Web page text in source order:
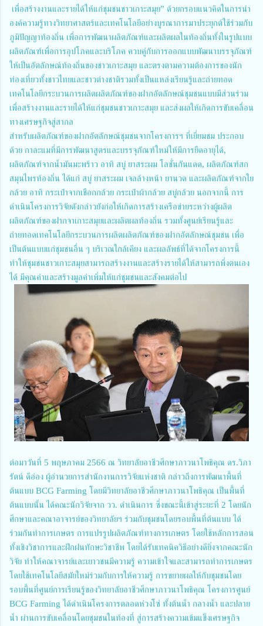
เพื่อสร้างงานและรายได้ให้แก่ชุมชนชาวเกาะสมุย” ด้วยกรอบแนวคิดในการนำ
องค์ความรู้ทางวิทยาศาสตร์และเทคโนโลยีอย่างบูรณาการมาประยุกต์ใช้ร่วมกับ
ภูมิปัญญาท้องถิ่น เพื่อการพัฒนาผลิตภัณฑ์และผลิตผลในท้องถิ่นทั้งในรูปแบบ
ผลิตภัณฑ์เพื่อการอุปโภคและบริโภค ควบคู่กับการออกแบบพัฒนาบรรจุภัณฑ์
ให้เป็นอัตลักษณ์ท้องถิ่นของชาวเกาะสมุย และตรงตามความต้องการของนัก
ท่องเที่ยวทั้งชาวไทยและชาวต่างชาติรวมทั้งเป็นแหล่งเรียนรู้และถ่ายทอด
เทคโนโลยีกระบวนการผลิตผลิตภัณฑ์ของฝากอัตลักษณ์ชุมชนแบบมีส่วนร่วม
เพื่อสร้างงานและรายได้ให้แก่ชุมชนชาวเกาะสมุย และส่งผลให้เกิดการขับเคลื่อน
ทางเศรษฐกิจสู่สากล
สำหรับผลิตภัณฑ์ของฝากอัตลักษณ์ชุมชนจากโครงการฯ ที่เยี่ยมชม ประกอบ
ด้วย กาละแมที่มีการพัฒนาสูตรและบรรจุภัณฑ์ใหม่ให้มีการยืดอายุได้,
ผลิตภัณฑ์จากน้ำมันมะพร้าว อาทิ สบู่ ยาสระผม โลชั่นกันแดด, ผลิตภัณฑ์สก
สมุนไพรท้องถิ่น ได้แก่ สบู่ ยาสระผม เจลล้างหน้า ยานวด และผลิตภัณฑ์จากใย
กล้วย อาทิ กระเป๋าจากเชือกกล้วย กระเป๋าผ้ากล้วย สบู่กล้วย นอกจากนี้ การ
ดำเนินโครงการวิจัยดังกล่าวยังก่อให้เกิดการสร้างเครือข่ายระหว่างผู้ผลิต
ผลิตภัณฑ์ของฝากจาเกาะสมุยและผลิตผลท้องถิ่น รวมทั้งศูนย์เรียนรู้และ
ถ่ายทอดเทคโนโลยีกระบวนการผลิตผลิตภัณฑ์ของฝากอัตลักษณ์ชุมชน เพื่อ
เป็นต้นแบบแก่ชุมชนอื่น ๆ บริเวณใกล้เคียง และผลลัพธ์ที่ได้จากโครงการนี้
ทำให้ชุมชนชาวเกาะสมุยสามารถสร้างงานและสร้างรายได้ให้สามารถพึ่งตนเอง
ได้ มีคุณค่าและสร้างมูลค่าเพิ่มให้แก่ชุมชนและสังคมต่อไป
ต่อมาวันที่ 5 พฤษภาคม 2566 ณ วิทยาลัยอาชีวศึกษาภาวนาโพธิคุณ ดร.วิภา
รัตน์ ดีอ่อง ผู้อำนวยการสำนักงานการวิจัยแห่งชาติ กล่าวถึงการพัฒนาพื้นที่
ต้นแบบ BCG Farming โดยมีวิทยาลัยอาชีวศึกษาภาวนาโพธิคุณ เป็นพื้นที่
ต้นแบบนั้น ได้คณะนักวิจัยจาก วว. ดำเนินการ ซึ่งขณะนี้เข้าสู่ระยะที่ 2 โดยนัก
ศึกษาและคณาอาจารย์ของวิทยาลัยฯ ร่วมกับชุมชนโดยรอบพื้นที่ต้นแบบ ได้
ร่วมกันทำการเกษตร การแปรรูปผลิตภัณฑ์ทางการเกษตร โดยใช้หลักการสอน
ทั้งเชิงวิชาการและฝึกฝนทักษะวิชาชีพ โดยได้รับเทคนิควิธีอย่างดียิ่งจากคณะนัก
วิจัย ทำให้คณาจารย์และเยาวชนมีความรู้ ความเข้าใจและสามารถทำการเกษตร
โดยใช้เทคโนโลยีสมัยใหม่ร่วมกับการให้ความรู้ การขยายผลให้กับชุมชนโดย
รอบพื้นที่ศูนย์การเรียนรู้ของวิทยาลัยอาชีวศึกษาภาวนาโพธิคุณ โครงการศูนย์
BCG Farming ได้ดำเนินโครงการตลอดห่วงโซ่ ทั้งต้นน้ำ กลางน้ำ และปลาย
น้ำ ผ่านการขับเคลื่อนโดยชุมชนในท้องที่ สู่การสร้างความเข้มแข็งเศรษฐกิจ